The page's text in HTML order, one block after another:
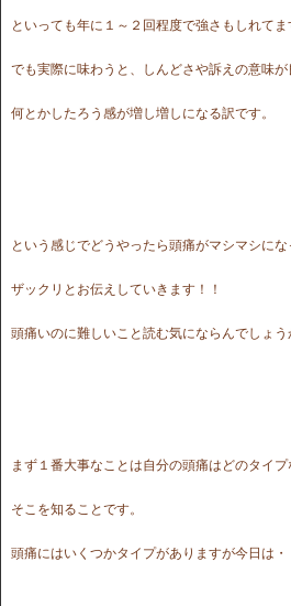
といっても年に１～２回程度で強さもしれてま
でも実際に味わうと、しんどさや訴えの意味
何とかしたろう感が増し増しになる訳です。
という感じでどうやったら頭痛がマシマシに
ザックリとお伝えしていきます！！
頭痛いのに難しいこと読む気にならんでしょ
まず１番大事なことは自分の頭痛はどのタイプ
そこを知ることです。
頭痛にはいくつかタイプがありますが今日は・